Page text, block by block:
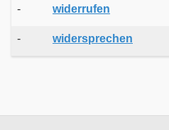
- widerrufen
- widersprechen